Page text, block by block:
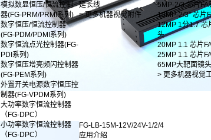
模拟数显恒压/恒流控制
器(FG-PRM/PRMI系列)
数字恒压/恒流控制器
(FG-PDM/PDMI系列)
数字恒流点光控制器(FG-
PDI系列)
数字恒压增亮频闪控制器
(FG-PEM系列)
外置开关电源数字恒压控
制器(FG-VPDM系列)
大功率数字恒流控制器
（FG-DPC）
小功率数字恒流控制器
（FG-DPC）
延长线
> 更多机器视觉附件
5MP-2/3 芯片FA
10MP-2/3" 芯片
12MP 1分1.7 芯
头
20MP 1.1 芯片
25MP 1.1 芯片
65MP大靶面镜
> 更多机器视觉
FG-LB-15M-12V/24V-1/2/4
应用介绍